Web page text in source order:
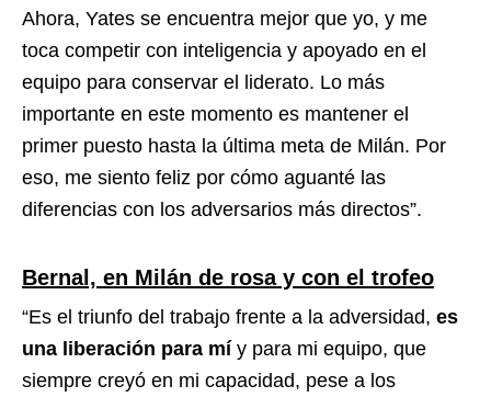
Ahora, Yates se encuentra mejor que yo, y me
toca competir con inteligencia y apoyado en el
equipo para conservar el liderato. Lo más
importante en este momento es mantener el
primer puesto hasta la última meta de Milán. Por
eso, me siento feliz por cómo aguanté las
diferencias con los adversarios más directos”.
Bernal, en Milán de rosa y con el trofeo
“Es el triunfo del trabajo frente a la adversidad, es
una liberación para mí y para mi equipo, que
siempre creyó en mi capacidad, pese a los